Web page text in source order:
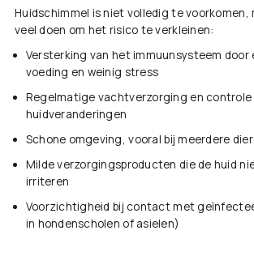
Huidschimmel is niet volledig te voorkomen,
veel doen om het risico te verkleinen:
Versterking van het immuunsysteem door
voeding en weinig stress
Regelmatige vachtverzorging en controle
huidveranderingen
Schone omgeving, vooral bij meerdere
Milde verzorgingsproducten die de huid
irriteren
Voorzichtigheid bij contact met
in hondenscholen of asielen)